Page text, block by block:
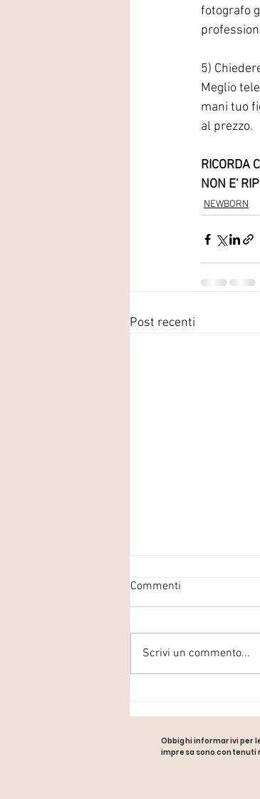
fotografo
5)
Meglio
mani tuo
al prezzo.
RICORDA
NON E'
NEWBORN
Post recenti
Commenti
Scrivi un commento...
Obbighi informarivi per
impresa sono contenuti